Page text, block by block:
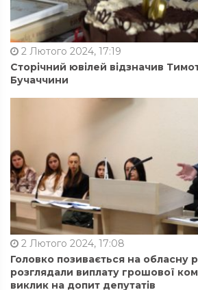
2 Лютого 2024, 17:19
Сторічний ювілей відзначив
Бучаччини
2 Лютого 2024, 17:08
Головко позивається на обласну
розглядали виплату грошової
виклик на допит депутатів